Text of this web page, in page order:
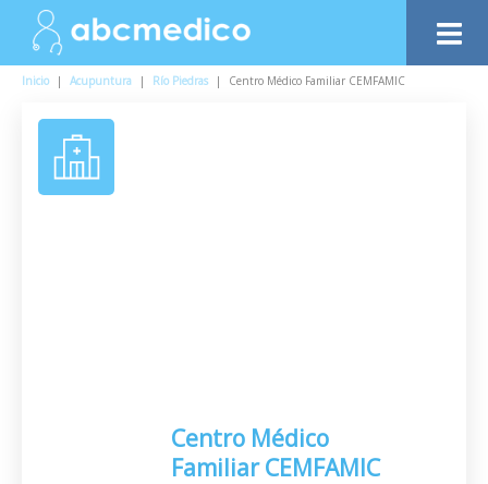
Inicio | Acupuntura | Río Piedras | Centro Médico Familiar CEMFAMIC
Centro Médico
Familiar CEMFAMIC